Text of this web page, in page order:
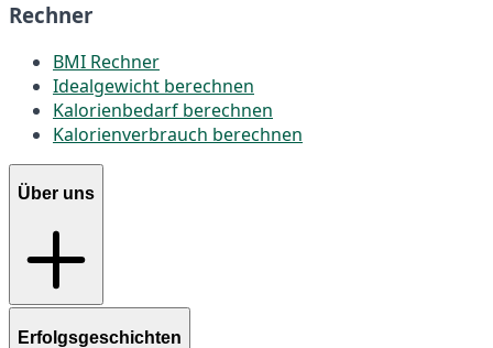
Rechner
BMI Rechner
Idealgewicht berechnen
Kalorienbedarf berechnen
Kalorienverbrauch berechnen
Über uns
Erfolgsgeschichten